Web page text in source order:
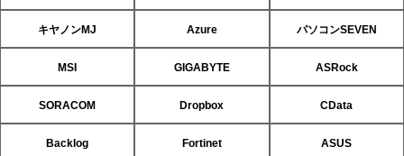
キヤノンMJ Azure パソコンSEVEN
MSI GIGABYTE ASRock
SORACOM Dropbox CData
Backlog Fortinet ASUS